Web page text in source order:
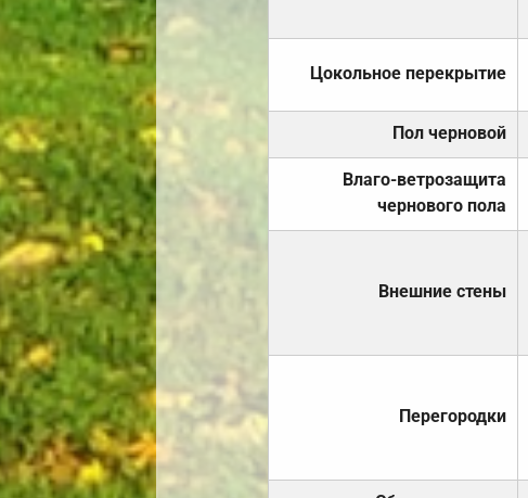
Цокольное перекрытие
Пол черновой
Влаго-ветрозащита
чернового пола
Внешние стены
Перегородки